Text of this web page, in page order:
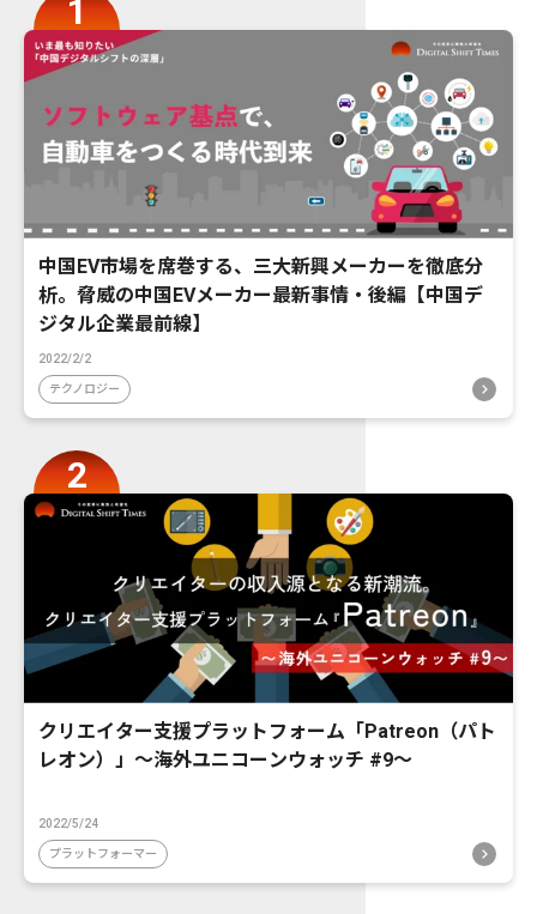
中国EV市場を席巻する、三大新興メーカーを徹底分
析。脅威の中国EVメーカー最新事情・後編【中国デ
ジタル企業最前線】
2022/2/2
テクノロジー
クリエイター支援プラットフォーム「Patreon（パト
レオン）」〜海外ユニコーンウォッチ #9〜
2022/5/24
プラットフォーマー